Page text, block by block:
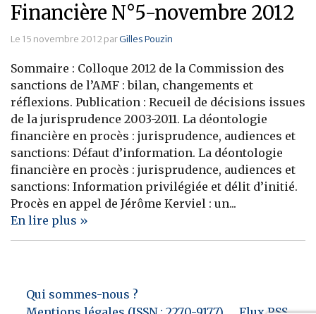
Financière N°5-novembre 2012
Le 15 novembre 2012 parGilles Pouzin
Sommaire : Colloque 2012 de la Commission des
sanctions de l’AMF : bilan, changements et
réflexions. Publication : Recueil de décisions issues
de la jurisprudence 2003-2011. La déontologie
financière en procès : jurisprudence, audiences et
sanctions: Défaut d’information. La déontologie
financière en procès : jurisprudence, audiences et
sanctions: Information privilégiée et délit d’initié.
Procès en appel de Jérôme Kerviel : un...
En lire plus »
Qui sommes-nous ?